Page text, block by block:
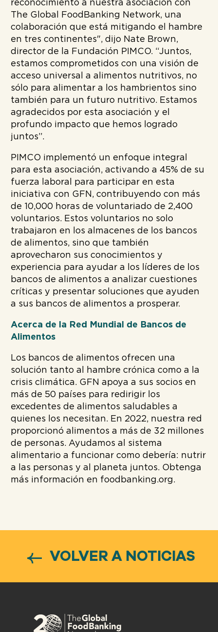
reconocimiento a nuestra asociación con
The Global FoodBanking Network, una
colaboración que está mitigando el hambre
en tres continentes", dijo Nate Brown,
director de la Fundación PIMCO. “Juntos,
estamos comprometidos con una visión de
acceso universal a alimentos nutritivos, no
sólo para alimentar a los hambrientos sino
también para un futuro nutritivo. Estamos
agradecidos por esta asociación y el
profundo impacto que hemos logrado
juntos”.
PIMCO implementó un enfoque integral
para esta asociación, activando a 45% de su
fuerza laboral para participar en esta
iniciativa con GFN, contribuyendo con más
de 10,000 horas de voluntariado de 2,400
voluntarios. Estos voluntarios no solo
trabajaron en los almacenes de los bancos
de alimentos, sino que también
aprovecharon sus conocimientos y
experiencia para ayudar a los líderes de los
bancos de alimentos a analizar cuestiones
críticas y presentar soluciones que ayuden
a sus bancos de alimentos a prosperar.
Acerca de la Red Mundial de Bancos de
Alimentos
Los bancos de alimentos ofrecen una
solución tanto al hambre crónica como a la
crisis climática. GFN apoya a sus socios en
más de 50 países para redirigir los
excedentes de alimentos saludables a
quienes los necesitan. En 2022, nuestra red
proporcionó alimentos a más de 32 millones
de personas. Ayudamos al sistema
alimentario a funcionar como debería: nutrir
a las personas y al planeta juntos. Obtenga
más información en foodbanking.org.
VOLVER A NOTICIAS